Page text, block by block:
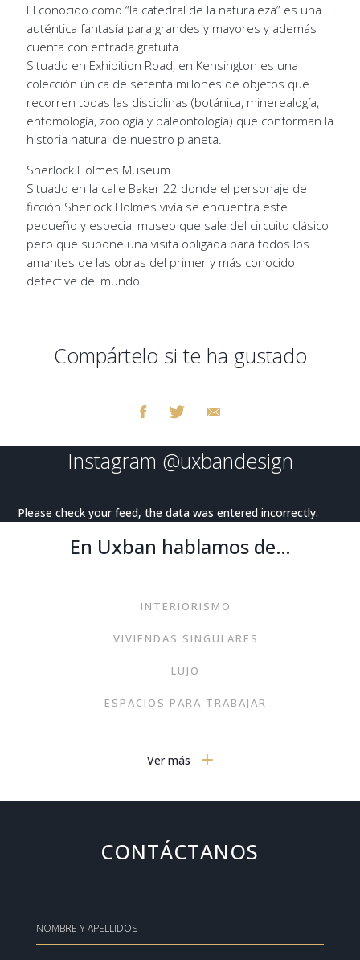
El conocido como “la catedral de la naturaleza” es una
auténtica fantasía para grandes y mayores y además
cuenta con entrada gratuita.
Situado en Exhibition Road, en Kensington es una
colección única de setenta millones de objetos que
recorren todas las disciplinas (botánica, minerealogía,
entomología, zoología y paleontología) que conforman la
historia natural de nuestro planeta.
Sherlock Holmes Museum
Situado en la calle Baker 22 donde el personaje de
ficción Sherlock Holmes vivía se encuentra este
pequeño y especial museo que sale del circuito clásico
pero que supone una visita obligada para todos los
amantes de las obras del primer y más conocido
detective del mundo.
Compártelo si te ha gustado
Instagram @uxbandesign
Please check your feed, the data was entered incorrectly.
En Uxban hablamos de…
INTERIORISMO
VIVIENDAS SINGULARES
LUJO
ESPACIOS PARA TRABAJAR
EXPERIENCIAS EN CASA
JARDINES O TERRAZAS
AVIONES DE LUJO
Ver más
CONTÁCTANOS